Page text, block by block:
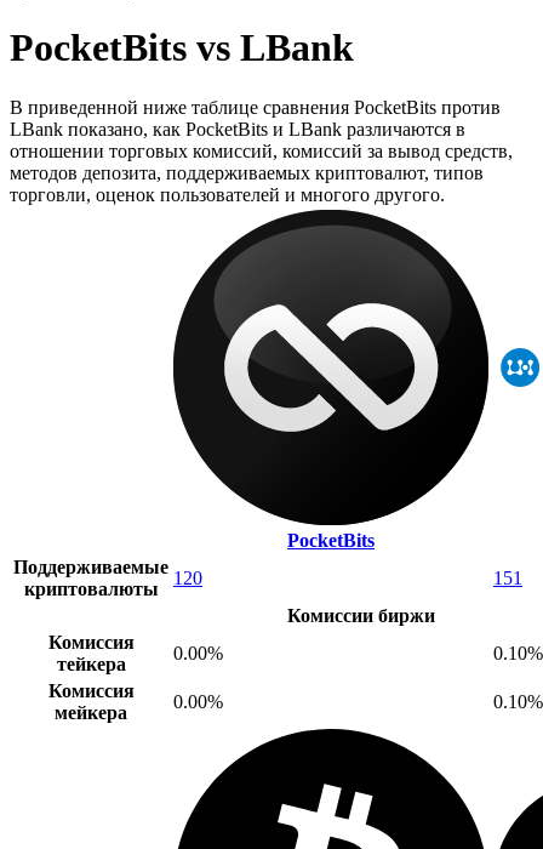
PocketBits vs LBank
В приведенной ниже таблице сравнения PocketBits против
LBank показано, как PocketBits и LBank различаются в
отношении торговых комиссий, комиссий за вывод средств,
методов депозита, поддерживаемых криптовалют, типов
торговли, оценок пользователей и многого другого.
PocketBits
Поддерживаемые
криптовалюты
120
151
Комиссии биржи
Комиссия
тейкера
0.00%
0.10%
Комиссия
мейкера
0.00% 0.10%